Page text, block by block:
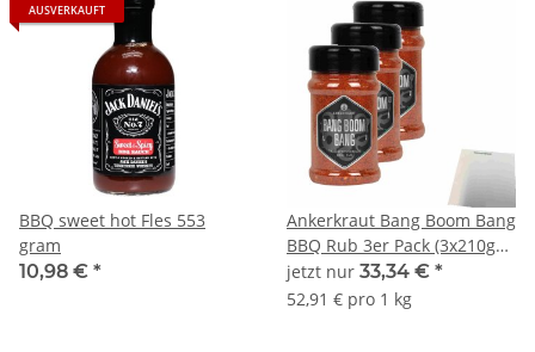
AUSVERKAUFT
BBQ sweet hot Fles 553
gram
10,98 € *
Ankerkraut Bang Boom Bang
BBQ Rub 3er Pack (3x210g
Dose) + usy Block
jetzt nur 33,34 € *
52,91 € pro 1 kg